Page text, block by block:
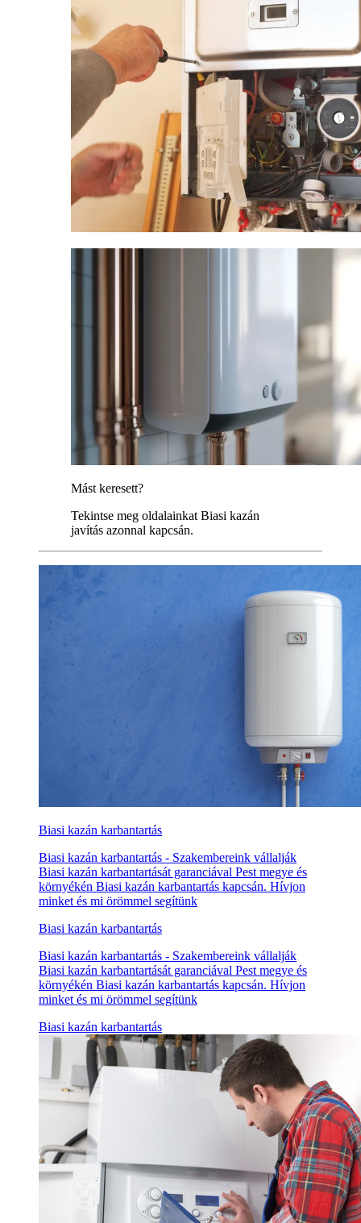
Mást keresett?
Tekintse meg oldalainkat Biasi kazán
javítás azonnal kapcsán.
Biasi kazán karbantartás
Biasi kazán karbantartás - Szakembereink vállalják
Biasi kazán karbantartását garanciával Pest megye és
környékén Biasi kazán karbantartás kapcsán. Hívjon
minket és mi örömmel segítünk
Biasi kazán karbantartás
Biasi kazán karbantartás - Szakembereink vállalják
Biasi kazán karbantartását garanciával Pest megye és
környékén Biasi kazán karbantartás kapcsán. Hívjon
minket és mi örömmel segítünk
Biasi kazán karbantartás